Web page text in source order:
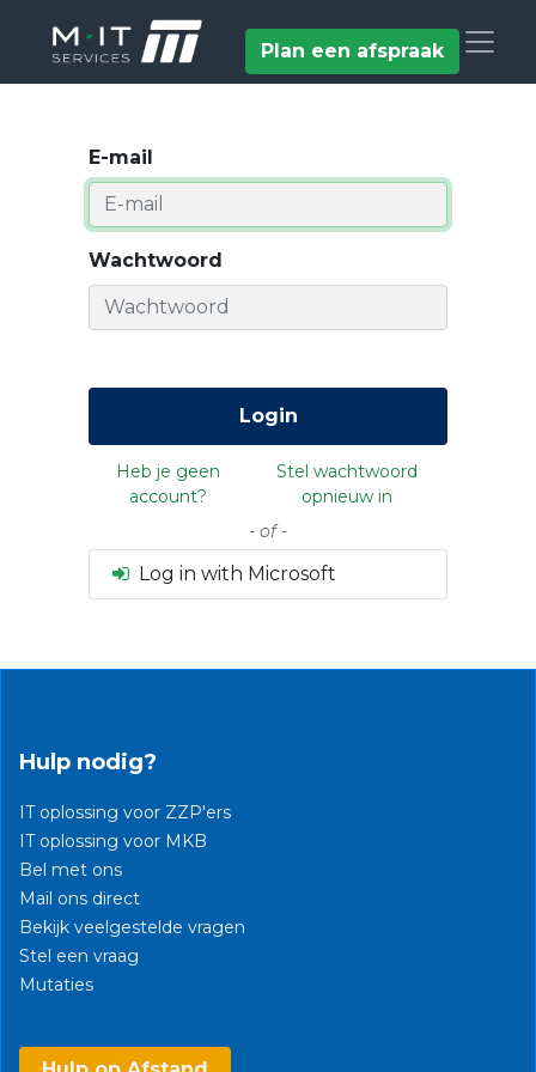
Plan een afspraak
E-mail
Wachtwoord
Login
Heb je geen
account?
Stel wachtwoord
opnieuw in
- of -
Log in with Microsoft
Hulp nodig?
IT oplossing voor ZZP'ers
IT oplossing voor MKB
Bel met ons
Mail ons direct
Bekijk veelgestelde vragen
Stel een vraag
Mutaties​